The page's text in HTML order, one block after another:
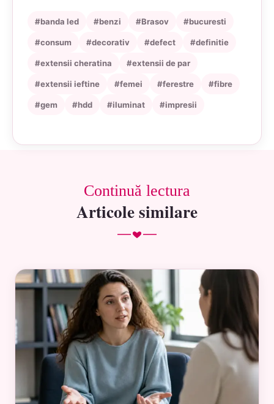
#banda led #benzi #Brasov #bucuresti
#consum #decorativ #defect #definitie
#extensii cheratina #extensii de par
#extensii ieftine #femei #ferestre #fibre
#gem #hdd #iluminat #impresii
Continuă lectura
Articole similare